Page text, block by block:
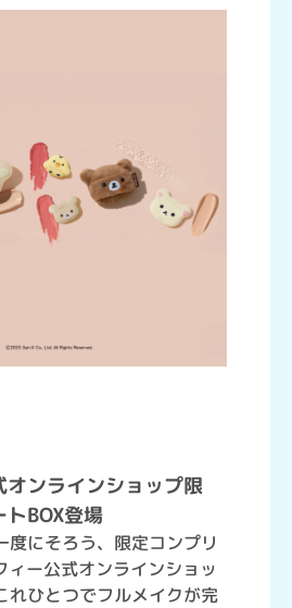
オンラインショップ限
BOX登場
度にそろう、限定コンプリ
ィー公式オンラインショッ
れひとつでフルメイクが完